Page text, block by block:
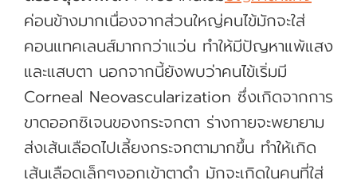
ค่อนข้างมากเนื่องจากส่วนใหญ่คนไข้มักจะใส่
คอนแทคเลนส์มากกว่าแว่น ทำให้มีปัญหาแพ้แสง
และแสบตา นอกจากนี้ยังพบว่าคนไข้เริ่มมี
Corneal Neovascularization ซึ่งเกิดจากการ
ขาดออกซิเจนของกระจกตา ร่างกายจะพยายาม
ส่งเส้นเลือดไปเลี้ยงกระจกตามากขึ้น ทำให้เกิด
เส้นเลือดเล็กๆงอกเข้าตาดำ มักจะเกิดในคนที่ใส่